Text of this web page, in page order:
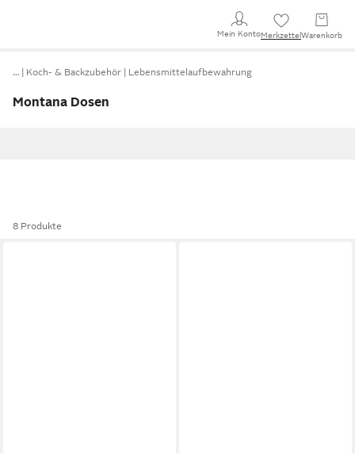
Mein KontoMerkzettel Warenkorb
… Koch- & Backzubehör Lebensmittelaufbewahrung
Montana Dosen
8 Produkte